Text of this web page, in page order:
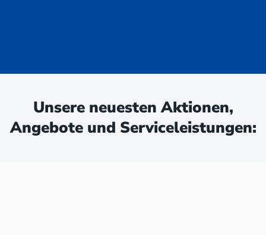
Unsere neuesten Aktionen,
Angebote und Serviceleistungen: